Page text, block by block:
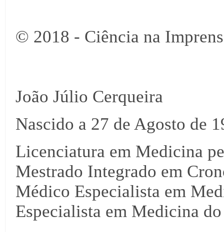
© 2018 - Ciência na
João Júlio Cerqueira
Nascido a 27 de Agosto de
Licenciatura em Medicina
Mestrado Integrado em
Médico Especialista em
Especialista em Medicina